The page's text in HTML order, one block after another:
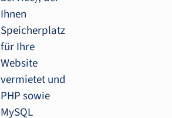
Ihnen
Speicherplatz
für Ihre
Website
vermietet und
PHP sowie
MySQL